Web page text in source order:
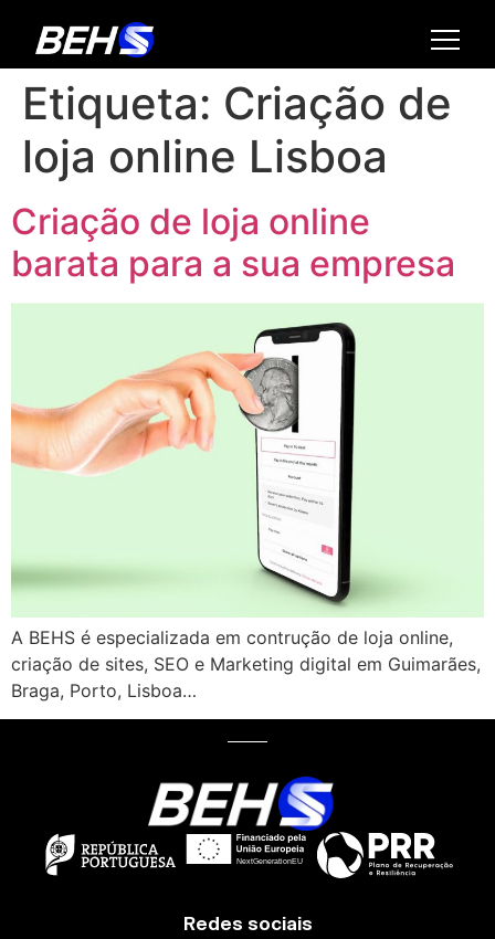
Etiqueta: Criação de
loja online Lisboa
Criação de loja online​
barata para a sua empresa
A BEHS é especializada em contrução de loja online,
criação de sites, SEO e Marketing digital em Guimarães,
Braga, Porto, Lisboa…
Redes sociais